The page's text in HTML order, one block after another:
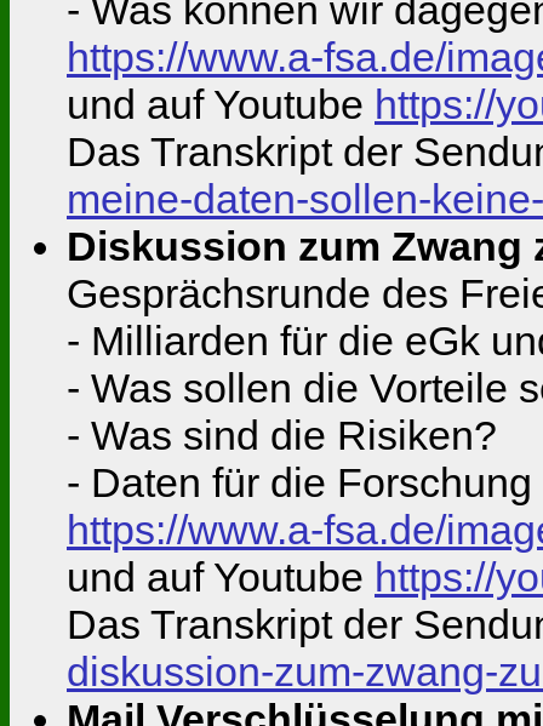
- Was können wir
https://www.a-fsa.de/
und auf Youtube https://
Das Transkript der
meine-daten-sollen-
Diskussion zum Zwang
Gesprächsrunde des
- Milliarden für die eGk
- Was sollen die Vorteile
- Was sind die Risiken?
- Daten für die
https://www.a-fsa.de/
und auf Youtube https://
Das Transkript der
diskussion-zum-zwang-